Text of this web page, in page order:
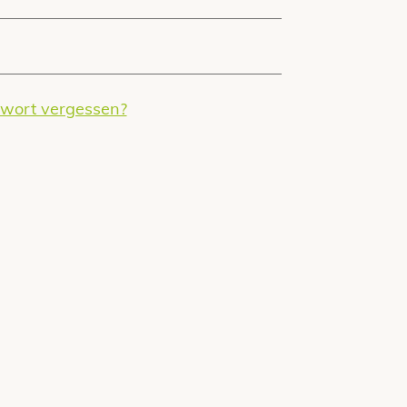
vergessen?